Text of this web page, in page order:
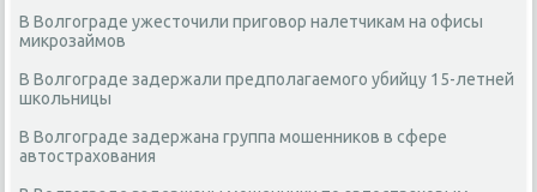
В Волгограде ужесточили приговор налетчикам на офисы
микрозаймов
В Волгограде задержали предполагаемого убийцу 15-летней
школьницы
В Волгограде задержана группа мошенников в сфере
автострахования